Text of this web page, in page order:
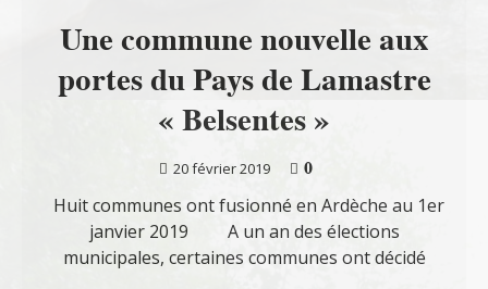
Une commune nouvelle aux
portes du Pays de Lamastre
« Belsentes »
20 février 2019
0
Huit communes ont fusionné en Ardèche au 1er
janvier 2019 A un an des élections
municipales, certaines communes ont décidé